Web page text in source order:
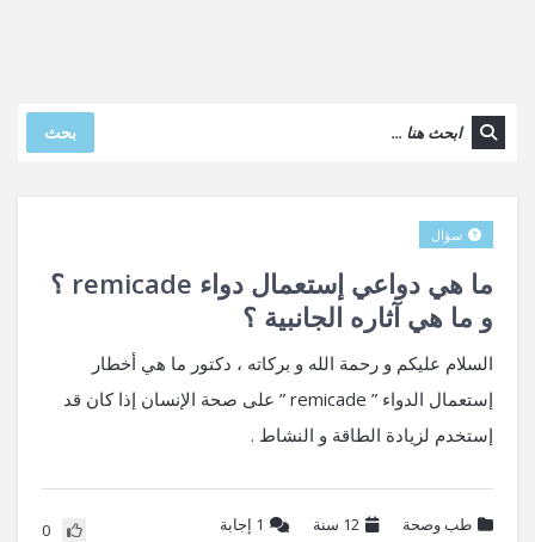
بحث
ما هي دواعي إستعمال دواء remicade ؟
و ما هي آثاره الجانبية ؟
سؤال
السلام عليكم و رحمة الله و بركاته ، دكتور ما هي أخطار
إستعمال الدواء ” remicade ” على صحة الإنسان إذا كان قد
إستخدم لزيادة الطاقة و النشاط .
طب وصحة 12 سنة 1 إجابة 0